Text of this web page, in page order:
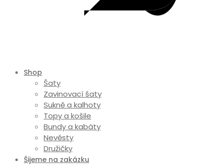
Shop
Šaty
Zavinovací šaty
Sukně a kalhoty
Topy a košile
Bundy a kabáty
Nevěsty
Družičky
Šijeme na zakázku